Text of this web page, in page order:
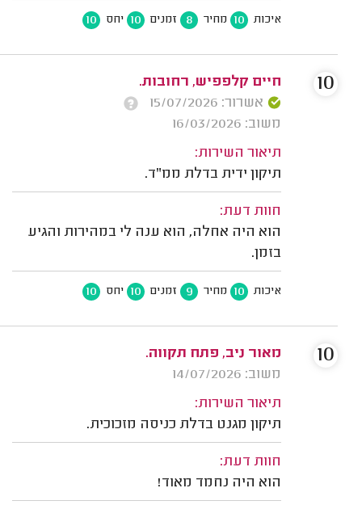
איכות 10 מחיר 8 זמנים 10 יחס 10
חיים קלפפיש, רחובות.
אשרור: 15/07/2026
משוב: 16/03/2026
תיאור השירות:
תיקון ידית בדלת ממ"ד.
חוות דעת:
הוא היה אחלה, הוא ענה לי במהירות והגיע
בזמן.
איכות 10 מחיר 9 זמנים 10 יחס 10
10
מאור ניב, פתח תקווה.
משוב: 14/07/2026
תיאור השירות:
תיקון מגנט בדלת כניסה מזכוכית.
חוות דעת:
הוא היה נחמד מאוד!
10